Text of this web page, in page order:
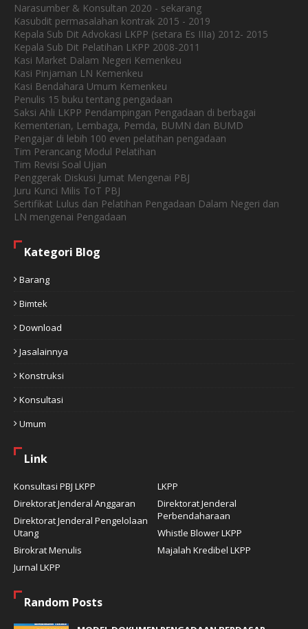
Narasumber & Konsultan 2020 - sekarang
Kasubdit permasalahan kontrak 2015 - 2019
Kepala Sub Dit Advokasi LKPP (setara Es IIIa) 2012- 2015
Kepala Sub Dit Pelatihan LKPP 2008-2011
Kasi Market Dalam Negeri Kemenkeu
Kasi Pinjaman LN Kemenkeu
Kasi Bendahara Umum Kemenkeu
Penulis 15 buku tentang pengadaan
Saksi Ahli LKPP Pendampingan Pengadaan di berbagai
Kementerian, Lembaga, Pemda, BUMN dan BUMD
Pengajar di lebih 100 even pelatihan pengadaan
Tim Perancang Modul Pelatihan
Tim Revisi Soal Ujian
Penggerak Diskusi Jumat Mengenai PBJ
Juru Kunci Milis ToT PBJ
Sertifikat Lulus dan Pelatihan Pengadaan Dalam Negeri dan
LN mengenai Pengadaan
Kategori Blog
Barang
Bimtek
Download
Jasalainnya
Konstruksi
Konsultasi
Umum
Link
Konsultasi PBJ LKPP
LKPP
Direktorat Jenderal Anggaran
Direktorat Jenderal
Perbendaharaan
Direktorat Jenderal Pengelolaan
Utang
Whistle Blower LKPP
Birokrat Menulis
Majalah Kredibel LKPP
Jurnal LKPP
Random Posts